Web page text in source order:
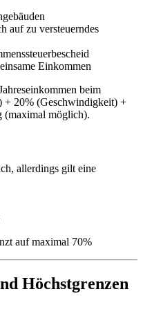
auf zu versteuerndes
Einkommen
beim
+ 20% (Geschwindigkeit) +
(maximal möglich).
allerdings gilt eine
auf maximal 70%
Höchstgrenzen